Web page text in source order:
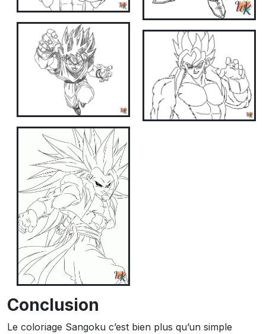
Conclusion
Le coloriage Sangoku c’est bien plus qu’un simple